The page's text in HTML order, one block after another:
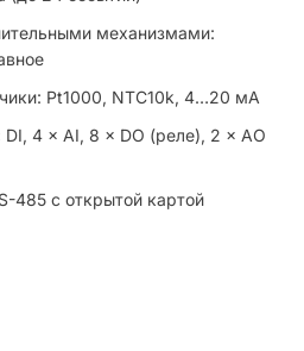
механизмами:
Pt1000, NTC10k, 4…20 мА
4 × AI, 8 × DO (реле), 2 × AO
485 с открытой картой